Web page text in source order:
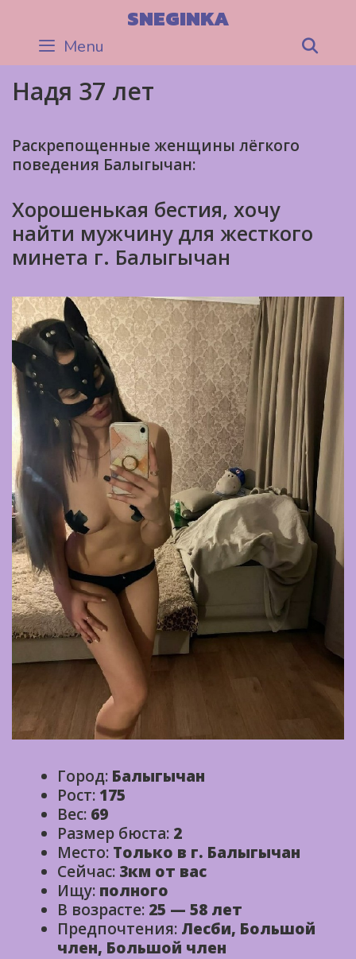
content
SNEGINKA
Menu
Надя 37 лет
Раскрепощенные женщины лёгкого
поведения Балыгычан:
Хорошенькая бестия, хочу
найти мужчину для жесткого
минета г. Балыгычан
Город: Балыгычан
Рост: 175
Вес: 69
Размер бюста: 2
Место: Только в г. Балыгычан
Сейчас: 3км от вас
Ищу: полного
В возрасте: 25 — 58 лет
Предпочтения: Лесби, Большой
член, Большой член